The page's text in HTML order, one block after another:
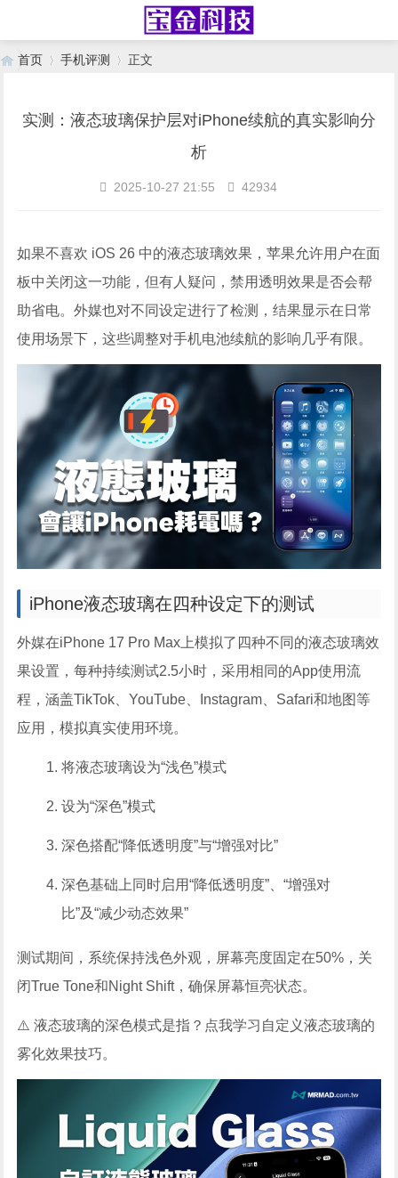
首页 手机评测 正文
实测：液态玻璃保护层对iPhone续航的真实影响分
析
2025-10-27 21:55 42934
如果不喜欢 iOS 26 中的液态玻璃效果，苹果允许用户在面
板中关闭这一功能，但有人疑问，禁用透明效果是否会帮
助省电。外媒也对不同设定进行了检测，结果显示在日常
使用场景下，这些调整对手机电池续航的影响几乎有限。
iPhone液态玻璃在四种设定下的测试
外媒在iPhone 17 Pro Max上模拟了四种不同的液态玻璃效
果设置，每种持续测试2.5小时，采用相同的App使用流
程，涵盖TikTok、YouTube、Instagram、Safari和地图等
应用，模拟真实使用环境。
将液态玻璃设为“浅色”模式
设为“深色”模式
深色搭配“降低透明度”与“增强对比”
深色基础上同时启用“降低透明度”、“增强对
比”及“减少动态效果”
测试期间，系统保持浅色外观，屏幕亮度固定在50%，关
闭True Tone和Night Shift，确保屏幕恒亮状态。
⚠️ 液态玻璃的深色模式是指？点我学习自定义液态玻璃的
雾化效果技巧。